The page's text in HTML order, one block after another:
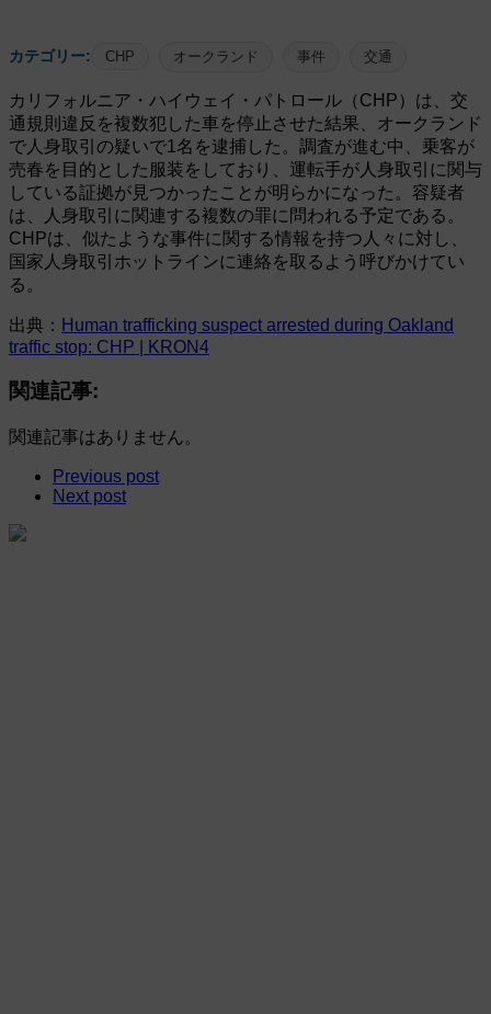
カテゴリー: CHP オークランド 事件 交通
カリフォルニア・ハイウェイ・パトロール（CHP）は、交
通規則違反を複数犯した車を停止させた結果、オークランド
で人身取引の疑いで1名を逮捕した。調査が進む中、乗客が
売春を目的とした服装をしており、運転手が人身取引に関与
している証拠が見つかったことが明らかになった。容疑者
は、人身取引に関連する複数の罪に問われる予定である。
CHPは、似たような事件に関する情報を持つ人々に対し、
国家人身取引ホットラインに連絡を取るよう呼びかけてい
る。
出典： Human trafficking suspect arrested during Oakland
traffic stop: CHP | KRON4
関連記事:
関連記事はありません。
Previous post
Next post